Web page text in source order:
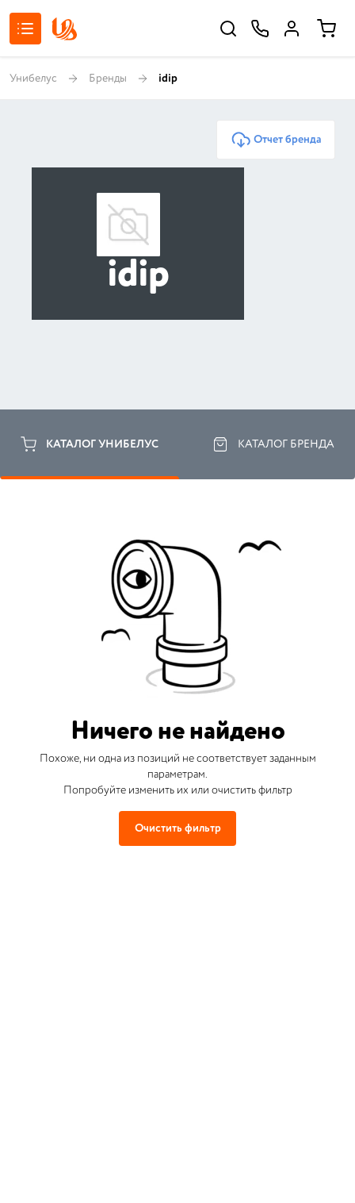
Унибелус Бренды idip
Отчет бренда
idip
КАТАЛОГ УНИБЕЛУС КАТАЛОГ БРЕНДА
Ничего не найдено
Похоже, ни одна из позиций не соответствует заданным
параметрам.
Попробуйте изменить их или очистить фильтр
Очистить фильтр